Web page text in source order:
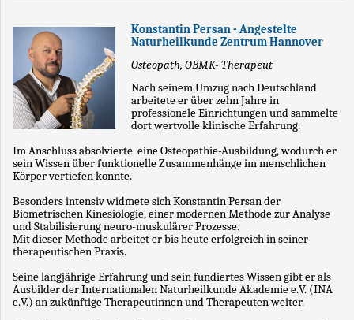
Konstantin Persan - Angestelte
Naturheilkunde Zentrum Hannover
Osteopath, OBMK- Therapeut
Nach seinem Umzug nach Deutschland
arbeitete er über zehn Jahre in
professionele Einrichtungen und sammelte
dort wertvolle klinische Erfahrung.
Im Anschluss absolvierte eine Osteopathie-Ausbildung, wodurch er
sein Wissen über funktionelle Zusammenhänge im menschlichen
Körper vertiefen konnte.
Besonders intensiv widmete sich Konstantin Persan der
Biometrischen Kinesiologie, einer modernen Methode zur Analyse
und Stabilisierung neuro-muskulärer Prozesse.
Mit dieser Methode arbeitet er bis heute erfolgreich in seiner
therapeutischen Praxis.
Seine langjährige Erfahrung und sein fundiertes Wissen gibt er als
Ausbilder der Internationalen Naturheilkunde Akademie e.V. (INA
e.V.) an zukünftige Therapeutinnen und Therapeuten weiter.